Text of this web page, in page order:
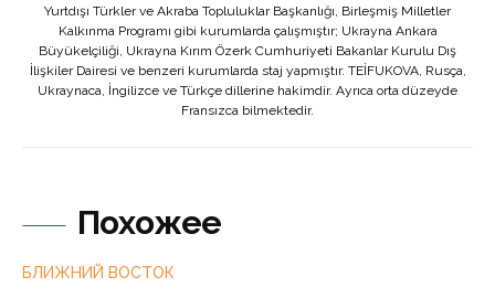
Похожее
БЛИЖНИЙ ВОСТОК
Yurtdışı Türkler ve Akraba Topluluklar Başkanlığı, Birleşmiş Milletler
Kalkınma Programı gibi kurumlarda çalışmıştır; Ukrayna Ankara
Büyükelçiliği, Ukrayna Kırım Özerk Cumhuriyeti Bakanlar Kurulu Dış
İlişkiler Dairesi ve benzeri kurumlarda staj yapmıştır. TEİFUKOVA, Rusça,
Ukraynaca, İngilizce ve Türkçe dillerine hakimdir. Ayrıca orta düzeyde
Fransızca bilmektedir.